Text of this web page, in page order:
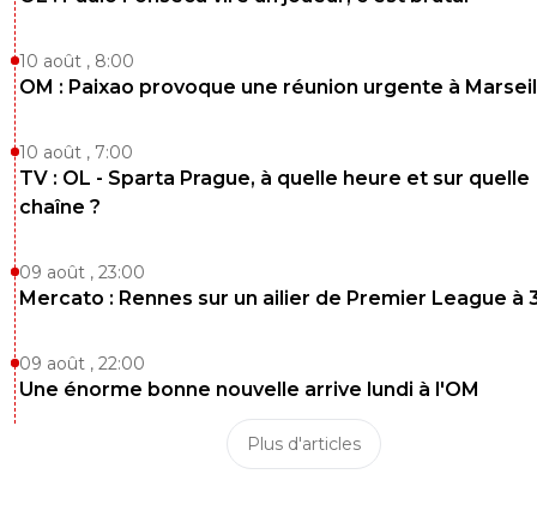
10 août , 8:00
OM : Paixao provoque une réunion urgente à
10 août , 7:00
TV : OL - Sparta Prague, à quelle heure et sur quelle
chaîne ?
09 août , 23:00
Mercato : Rennes sur un ailier de Premier League à
09 août , 22:00
Une énorme bonne nouvelle arrive lundi à l'OM
Plus d'articles